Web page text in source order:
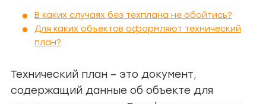
В каких случаях без техплана не обойтись?
Для каких объектов оформляют технический
план?
Технический план – это документ,
содержащий данные об объекте для